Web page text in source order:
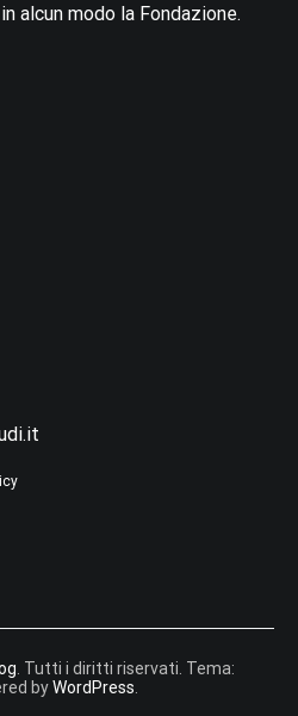
alcun modo la Fondazione.
. Tutti i diritti riservati. Tema:
byWordPress